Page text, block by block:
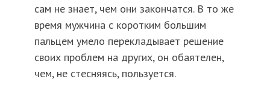
сам не знает, чем они закончатся. В то же
время мужчина с коротким большим
пальцем умело перекладывает решение
своих проблем на других, он обаятелен,
чем, не стесняясь, пользуется.